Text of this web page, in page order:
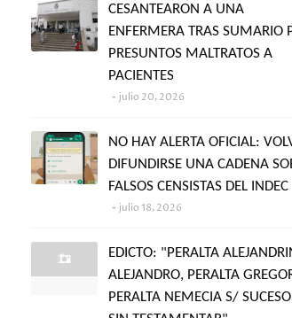
CESANTEARON A UNA
ENFERMERA TRAS SUMARIO
PRESUNTOS MALTRATOS A
PACIENTES
julio 20, 2026
NO HAY ALERTA OFICIAL:
DIFUNDIRSE UNA CADENA
FALSOS CENSISTAS DEL INDEC
julio 18, 2026
EDICTO: "PERALTA
ALEJANDRO, PERALTA
PERALTA NEMECIA S/